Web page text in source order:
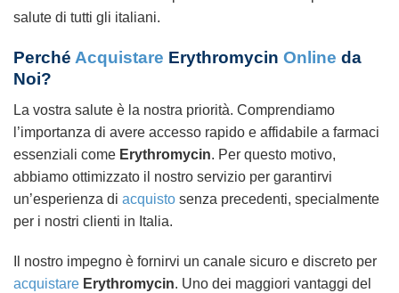
salute di tutti gli italiani.
Perché Acquistare Erythromycin Online da
Noi?
La vostra salute è la nostra priorità. Comprendiamo
l’importanza di avere accesso rapido e affidabile a farmaci
essenziali come Erythromycin. Per questo motivo,
abbiamo ottimizzato il nostro servizio per garantirvi
un’esperienza di acquisto senza precedenti, specialmente
per i nostri clienti in Italia.
Il nostro impegno è fornirvi un canale sicuro e discreto per
acquistare Erythromycin. Uno dei maggiori vantaggi del